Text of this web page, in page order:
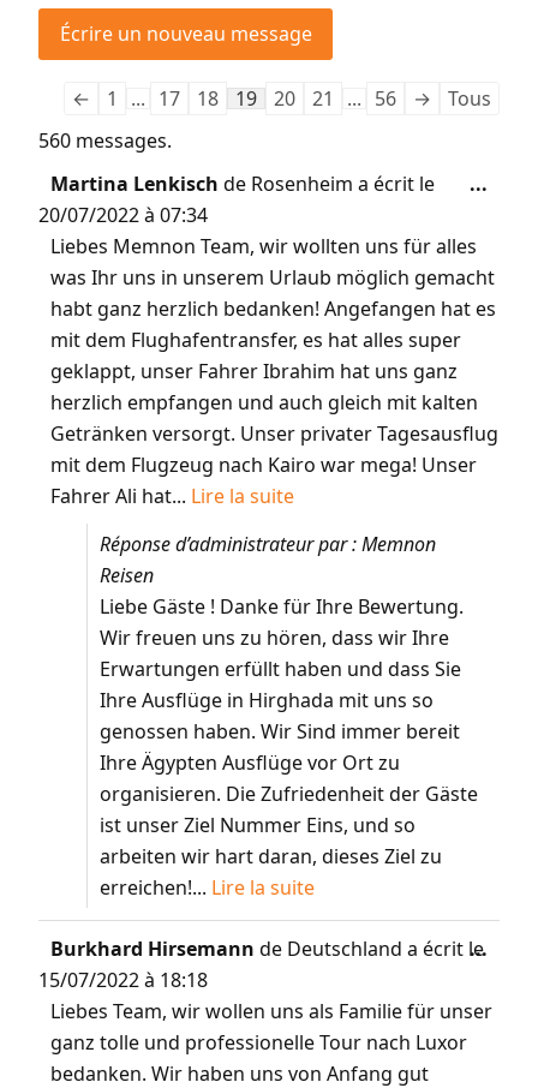
← 1 ... 17 18 19 20 21 ... 56 →
Tous
560 messages.
Martina Lenkischde Rosenheim a écrit le
20/07/2022 à 07:34
Liebes Memnon Team, wir wollten uns für alles
was Ihr uns in unserem Urlaub möglich gemacht
habt ganz herzlich bedanken! Angefangen hat es
mit dem Flughafentransfer, es hat alles super
geklappt, unser Fahrer Ibrahim hat uns ganz
herzlich empfangen und auch gleich mit kalten
Getränken versorgt. Unser privater Tagesausflug
mit dem Flugzeug nach Kairo war mega! Unser
Fahrer Ali hat... Lire la suite
Réponse d’administrateur par : Memnon
Reisen
Liebe Gäste ! Danke für Ihre Bewertung.
Wir freuen uns zu hören, dass wir Ihre
Erwartungen erfüllt haben und dass Sie
Ihre Ausflüge in Hirghada mit uns so
genossen haben. Wir Sind immer bereit
Ihre Ägypten Ausflüge vor Ort zu
organisieren. Die Zufriedenheit der Gäste
ist unser Ziel Nummer Eins, und so
arbeiten wir hart daran, dieses Ziel zu
erreichen!... Lire la suite
...
Burkhard Hirsemannde Deutschland a écrit le
15/07/2022 à 18:18
Liebes Team, wir wollen uns als Familie für unser
ganz tolle und professionelle Tour nach Luxor
bedanken. Wir haben uns von Anfang gut
...